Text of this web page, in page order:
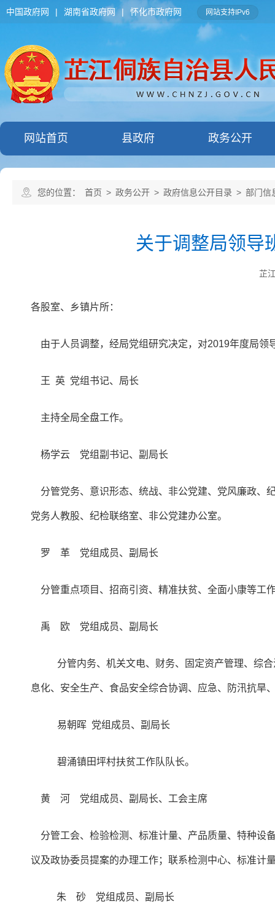
中国政府网 | 湖南省政府网 | 怀化市政府网 网站支持IPv6
网站首页 县政府 政务公开
您的位置： 首页 > 政务公开 > 政府信息公开目录 > 部门信
关于调整局领导
芷
各股室、乡镇片所：
由于人员调整，经局党组研究决定，对2019年度局领
王 英 党组书记、局长
主持全局全盘工作。
杨学云 党组副书记、副局长
分管党务、意识形态、统战、非公党建、党风廉政、
党务人教股、纪检联络室、非公党建办公室。
罗 革 党组成员、副局长
分管重点项目、招商引资、精准扶贫、全面小康等工
禹 欧 党组成员、副局长
分管内务、机关文电、财务、固定资产管理、综
息化、安全生产、食品安全综合协调、应急、防汛抗旱
易朝晖 党组成员、副局长
碧涌镇田坪村扶贫工作队队长。
黄 河 党组成员、副局长、工会主席
分管工会、检验检测、标准计量、产品质量、特种设
议及政协委员提案的办理工作；联系检测中心、标准计
朱 砂 党组成员、副局长